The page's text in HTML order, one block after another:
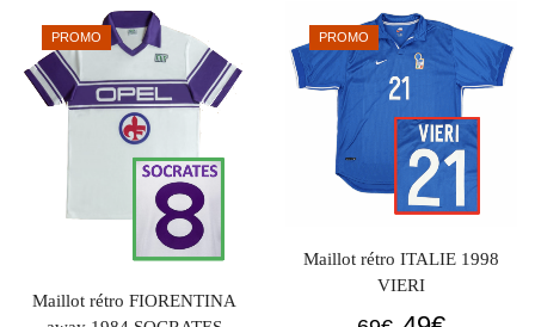
était :
69€.
49€.
était :
69€.
est :
49€.
PROMO
Maillot rétro FIORENTINA
PROMO
Maillot rétro ITALIE 1998
VIERI
Le
Le